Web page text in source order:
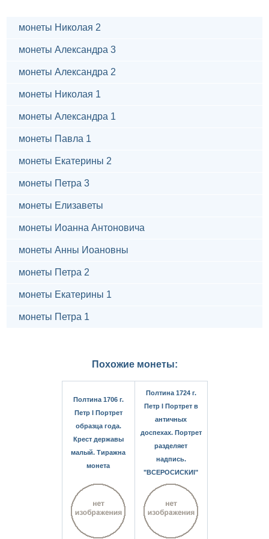
монеты Николая 2
монеты Александра 3
монеты Александра 2
монеты Николая 1
монеты Александра 1
монеты Павла 1
монеты Екатерины 2
монеты Петра 3
монеты Елизаветы
монеты Иоанна Антоновича
монеты Анны Иоановны
монеты Петра 2
монеты Екатерины 1
монеты Петра 1
Похожие монеты:
Полтина 1706 г.
Петр I Портрет
образца года.
Крест державы
малый. Тиражна
монета
Полтина 1724 г.
Петр I Портрет в
античных
доспехах. Портрет
разделяет
надпись.
"ВСЕРОСИСКИI"